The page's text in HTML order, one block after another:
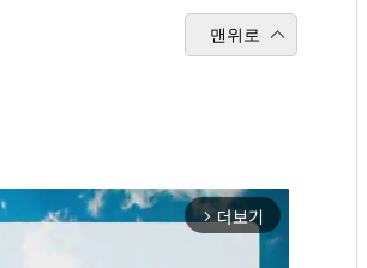
맨위로
arrow_forward_ios 더보기